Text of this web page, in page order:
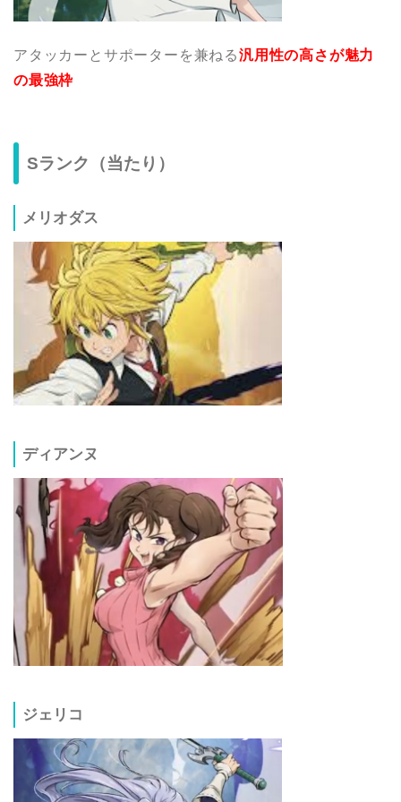
アタッカーとサポーターを兼ねる汎用性の高さが魅力
の最強枠
Sランク（当たり）
メリオダス
ディアンヌ
ジェリコ